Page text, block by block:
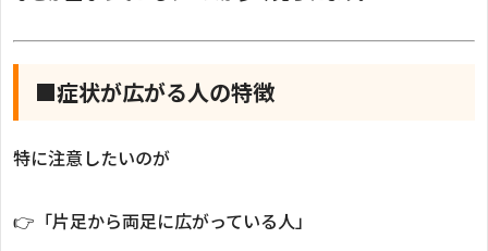
■症状が広がる人の特徴
特に注意したいのが
👉「片足から両足に広がっている人」